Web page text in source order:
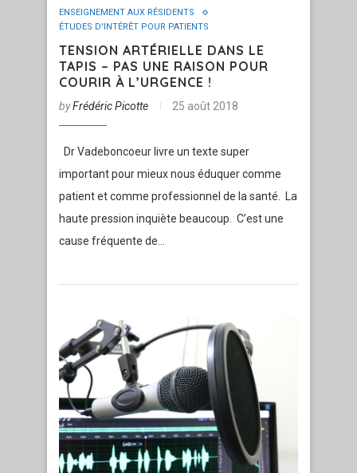
ENSEIGNEMENT AUX RÉSIDENTS
ÉTUDES D'INTÉRÊT POUR PATIENTS
TENSION ARTÉRIELLE DANS LE
TAPIS – PAS UNE RAISON POUR
COURIR À L’URGENCE !
byFrédéric Picotte 25 août 2018
Dr Vadeboncoeur livre un texte super
important pour mieux nous éduquer comme
patient et comme professionnel de la santé. La
haute pression inquiète beaucoup. C’est une
cause fréquente de…